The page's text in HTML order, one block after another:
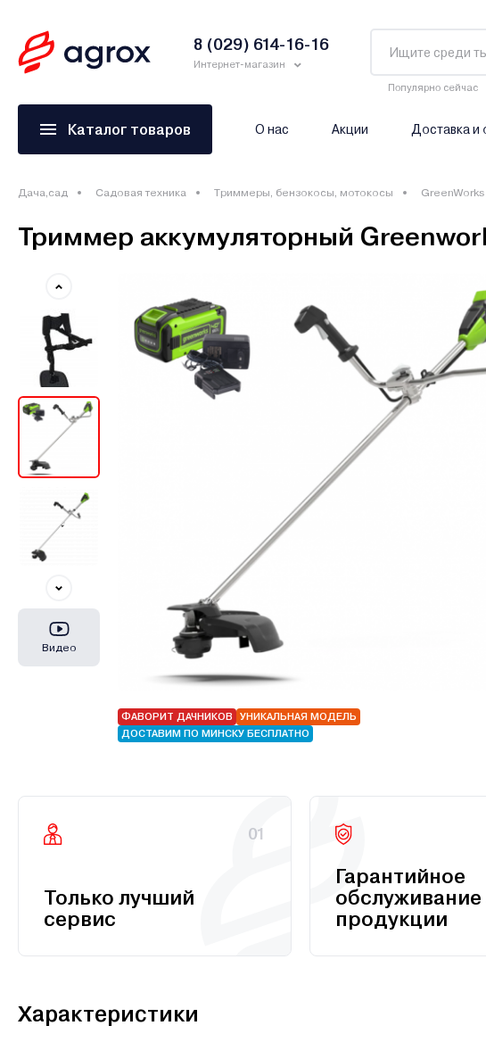
8 (029) 614-16-16
Интернет-магазин
Популярно сейчас
Каталог товаров О нас Акции Доставка и
Дача,сад Садовая техника Триммеры, бензокосы, мотокосы
Триммер аккумуляторный
Видео
ФАВОРИТ ДАЧНИКОВ
УНИКАЛЬНАЯ МОДЕЛЬ
ДОСТАВИМ ПО МИНСКУ БЕСПЛАТНО
01
Только лучший
сервис
Гарантийное
продукции
Характеристики